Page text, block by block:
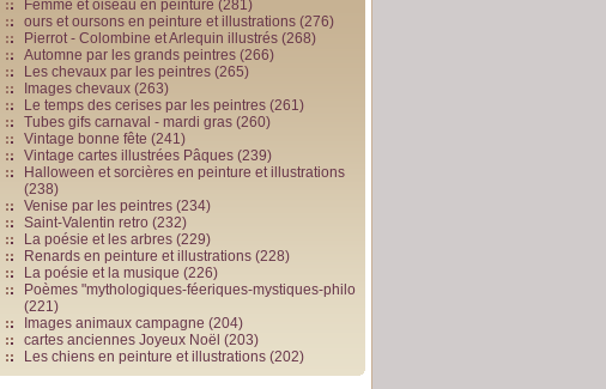
Femme et oiseau en peinture (281)
ours et oursons en peinture et illustrations (276)
Pierrot - Colombine et Arlequin illustrés (268)
Automne par les grands peintres (266)
Les chevaux par les peintres (265)
Images chevaux (263)
Le temps des cerises par les peintres (261)
Tubes gifs carnaval - mardi gras (260)
Vintage bonne fête (241)
Vintage cartes illustrées Pâques (239)
Halloween et sorcières en peinture et illustrations
(238)
Venise par les peintres (234)
Saint-Valentin retro (232)
La poésie et les arbres (229)
Renards en peinture et illustrations (228)
La poésie et la musique (226)
Poèmes "mythologiques-féeriques-mystiques-philo
(221)
Images animaux campagne (204)
cartes anciennes Joyeux Noël (203)
Les chiens en peinture et illustrations (202)